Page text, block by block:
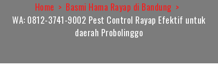
Home
Basmi Hama Rayap di Bandung
WA: 0812-3741-9002 Pest Control Rayap Efektif untuk
daerah Probolinggo